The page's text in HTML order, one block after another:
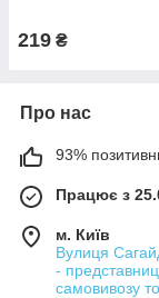
219 ₴
Про нас
93%
Працює з
м. Київ
Вулиця
-
самовивозу